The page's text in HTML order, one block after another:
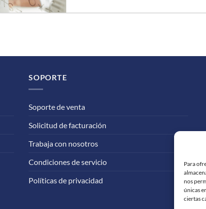
Para
nos
únicas
ciertas
SOPORTE
Soporte de venta
Solicitud de facturación
Trabaja con nosotros
Condiciones de servicio
Políticas de privacidad